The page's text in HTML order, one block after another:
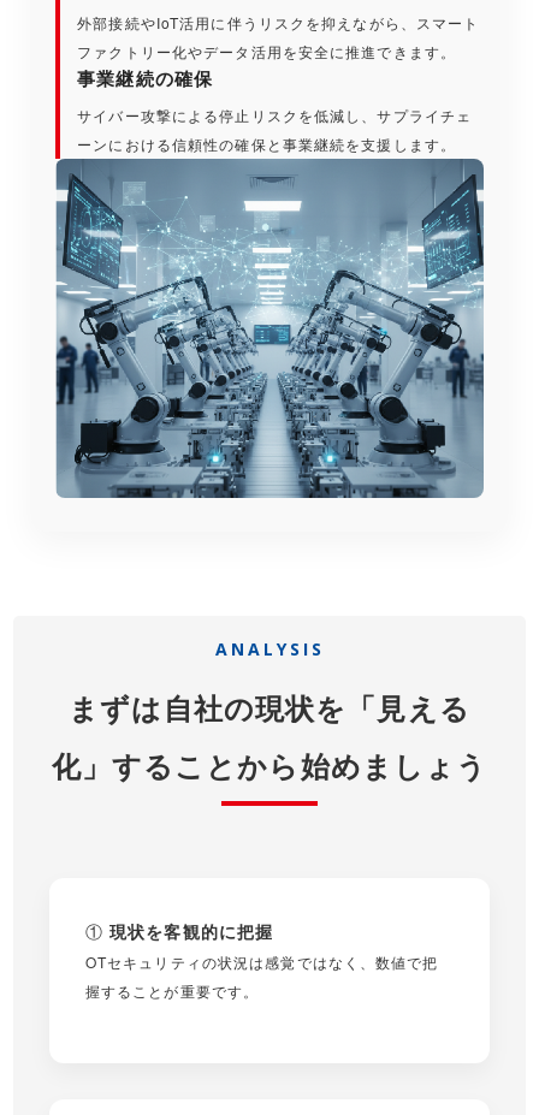
外部接続やIoT活用に伴うリスクを抑えながら、スマート
ファクトリー化やデータ活用を安全に推進できます。
事業継続の確保
サイバー攻撃による停止リスクを低減し、サプライチェ
ーンにおける信頼性の確保と事業継続を支援します。
ANALYSIS
まずは自社の現状を「見える
化」することから始めましょう
① 現状を客観的に把握
OTセキュリティの状況は感覚ではなく、数値で把
握することが重要です。